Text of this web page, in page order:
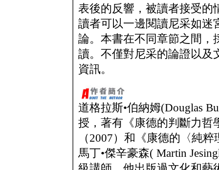
表後的反響，被讀者接受的
讀者可以一邊閱讀尼采如迷
論。本書在不同章節之間，
讀。不僅對尼采的論證以及
資訊。
道格拉斯•伯納姆(Douglas
授，著有《康德的判斷力哲
（2007）和《康德的〈純
馬丁•傑辛豪森( Martin